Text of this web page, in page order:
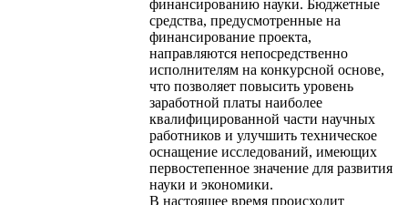
финансированию науки. Бюджетные
средства, предусмотренные на
финансирование проекта,
направляются непосредственно
исполнителям на конкурсной основе,
что позволяет повысить уровень
заработной платы наиболее
квалифицированной части научных
работников и улучшить техническое
оснащение исследований, имеющих
первостепенное значение для развития
науки и экономики.
В настоящее время происходит